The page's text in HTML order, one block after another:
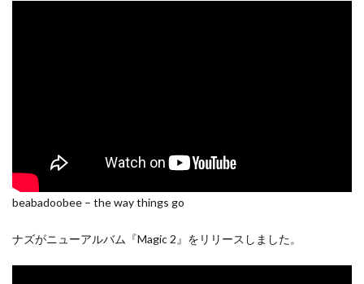
beabadoobee – the way things go
ナズがニューアルバム『Magic 2』をリリースしました。